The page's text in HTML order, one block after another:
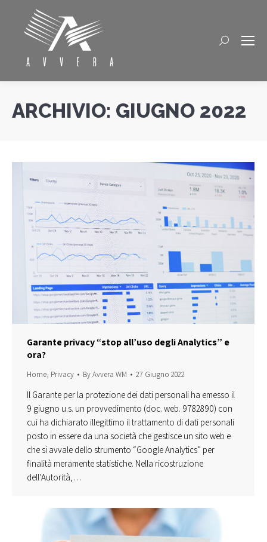
Cerca
ARCHIVIO: GIUGNO 2022
Garante privacy “stop all’uso degli Analytics” e
ora?
Home, Privacy ByAvvera WM 27 Giugno 2022
Il Garante per la protezione dei dati personali ha emesso il
9 giugno u.s. un provvedimento (doc. web. 9782890) con
cui ha dichiarato illegittimo il trattamento di dati personali
posto in essere da una società che gestisce un sito web e
che si avvale dello strumento “Google Analytics” per
finalità meramente statistiche. Nella ricostruzione
dell’Autorità,…